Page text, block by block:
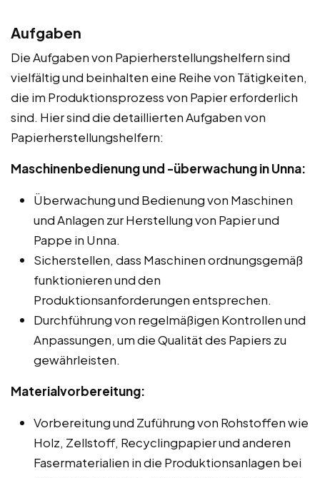
Aufgaben
Die Aufgaben von Papierherstellungshelfern sind
vielfältig und beinhalten eine Reihe von Tätigkeiten,
die im Produktionsprozess von Papier erforderlich
sind. Hier sind die detaillierten Aufgaben von
Papierherstellungshelfern:
Maschinenbedienung und -überwachung in Unna:
Überwachung und Bedienung von Maschinen
und Anlagen zur Herstellung von Papier und
Pappe in Unna.
Sicherstellen, dass Maschinen ordnungsgemäß
funktionieren und den
Produktionsanforderungen entsprechen.
Durchführung von regelmäßigen Kontrollen und
Anpassungen, um die Qualität des Papiers zu
gewährleisten.
Materialvorbereitung:
Vorbereitung und Zuführung von Rohstoffen wie
Holz, Zellstoff, Recyclingpapier und anderen
Fasermaterialien in die Produktionsanlagen bei